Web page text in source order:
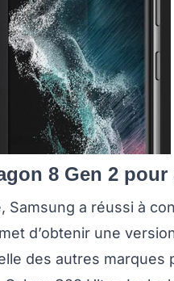
8 Gen 2 pour
Samsung a réussi à
d’obtenir une
des autres marques